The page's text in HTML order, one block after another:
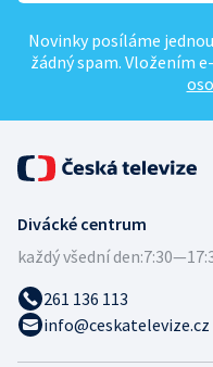
Novinky posíláme
žádný spam. Vložením